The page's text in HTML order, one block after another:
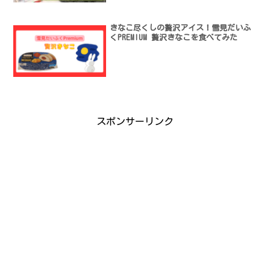
きなこ尽くしの贅沢アイス！雪見だいふ
くPREMIUM 贅沢きなこを食べてみた
スポンサーリンク